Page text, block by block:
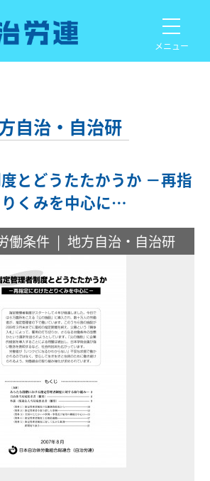
メニュー
自治・自治研
とどうたたかうか －再指
くみを中心に…
働条件 地方自治・自治研